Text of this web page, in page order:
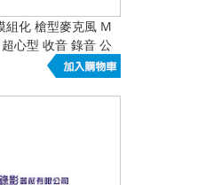
組化 槍型麥克風 M
心型 收音 錄音 公